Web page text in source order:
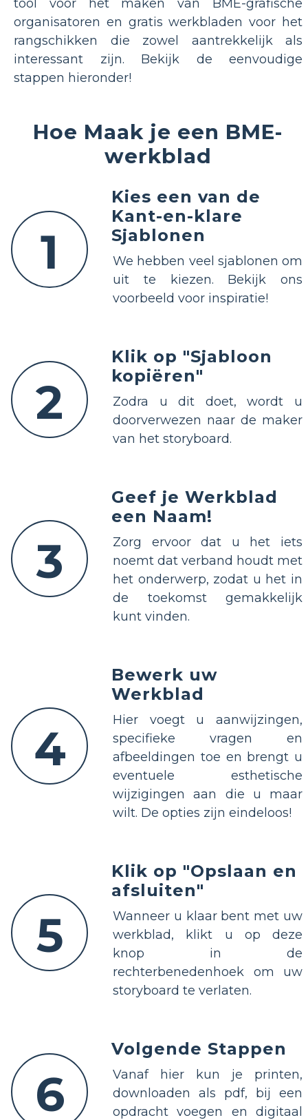
tool voor het maken van BME-grafische
organisatoren en gratis werkbladen voor het
rangschikken die zowel aantrekkelijk als
interessant zijn. Bekijk de eenvoudige
stappen hieronder!
Hoe Maak je een BME-
werkblad
1
Kies een van de
Kant-en-klare
Sjablonen
We hebben veel sjablonen om
uit te kiezen. Bekijk ons
voorbeeld voor inspiratie!
2
Klik op "Sjabloon
kopiëren"
Zodra u dit doet, wordt u
doorverwezen naar de maker
van het storyboard.
3
Geef je Werkblad
een Naam!
Zorg ervoor dat u het iets
noemt dat verband houdt met
het onderwerp, zodat u het in
de toekomst gemakkelijk
kunt vinden.
4
Bewerk uw
Werkblad
Hier voegt u aanwijzingen,
specifieke vragen en
afbeeldingen toe en brengt u
eventuele esthetische
wijzigingen aan die u maar
wilt. De opties zijn eindeloos!
5
Klik op "Opslaan en
afsluiten"
Wanneer u klaar bent met uw
werkblad, klikt u op deze
knop in de
rechterbenedenhoek om uw
storyboard te verlaten.
6
Volgende Stappen
Vanaf hier kun je printen,
downloaden als pdf, bij een
opdracht voegen en digitaal